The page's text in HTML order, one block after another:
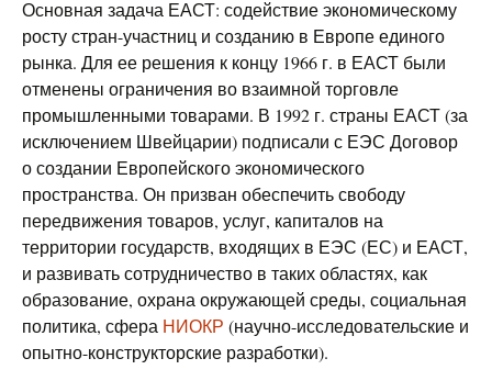
Основная задача ЕАСТ: содействие экономическому
росту стран-участниц и созданию в Европе единого
рынка. Для ее решения к концу 1966 г. в ЕАСТ были
отменены ограничения во взаимной торговле
промышленными товарами. В 1992 г. страны ЕАСТ (за
исключением Швейцарии) подписали с ЕЭС Договор
о создании Европейского экономического
пространства. Он призван обеспечить свободу
передвижения товаров, услуг, капиталов на
территории государств, входящих в ЕЭС (ЕС) и ЕАСТ,
и развивать сотрудничество в таких областях, как
образование, охрана окружающей среды, социальная
политика, сфера НИОКР (научно-исследовательские и
опытно-конструкторские разработки).